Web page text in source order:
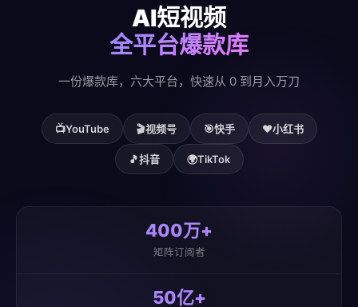
AI短视频
全平台爆款库
一份爆款库，六大平台，快速从 0 到月入万刀
📺YouTube 🎬视频号 🎯快手 ❤️小红书
🎵抖音 🌍TikTok
400万+
矩阵订阅者
50亿+